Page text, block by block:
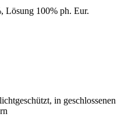
Lösung 100% ph. Eur.
in geschlossenen